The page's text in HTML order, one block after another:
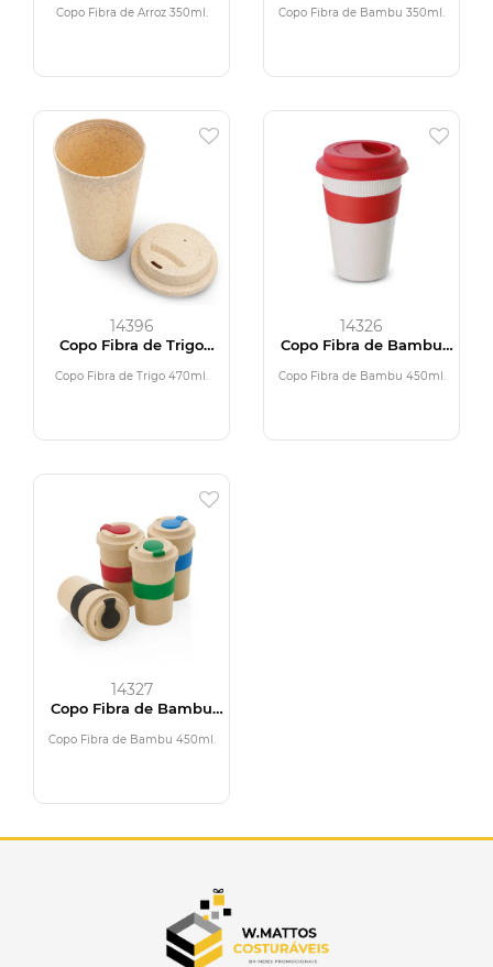
Copo Fibra de Arroz 350ml. Copo Fibra de Bambu 350ml.
14396
Copo Fibra de Trigo
Copo Fibra de Trigo 470ml.
14326
Copo Fibra de Bambu
Copo Fibra de Bambu 450ml.
14327
Copo Fibra de Bambu
Copo Fibra de Bambu 450ml.